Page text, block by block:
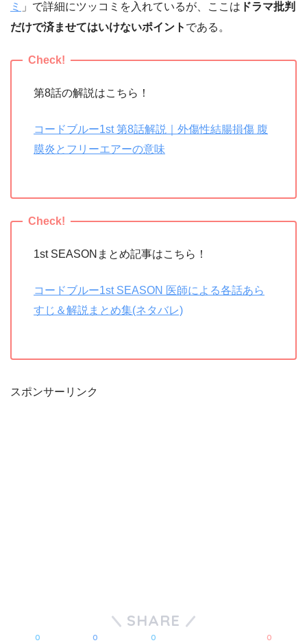
ミ 」で詳細にツッコミを入れているが、ここは ドラマ批判
だけで済ませてはいけないポイント である。
第8話の解説はこちら！
コードブルー1st 第8話解説｜外傷性結腸損傷 腹
膜炎とフリーエアーの意味
1st SEASONまとめ記事はこちら！
コードブルー1st SEASON 医師による各話あら
すじ＆解説まとめ集(ネタバレ)
スポンサーリンク
SHARE
0 0 0 0